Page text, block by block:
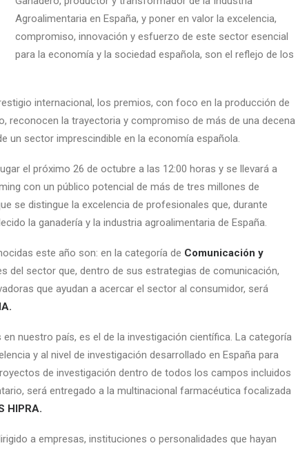
Agroalimentaria en España, y poner en valor la excelencia,
compromiso, innovación y esfuerzo de este sector esencial
para la economía y la sociedad española, son el reflejo de los
internacional, los premios, con foco en la producción de
reconocen la trayectoria y compromiso de más de una decena
un sector imprescindible en la economía española.
el próximo 26 de octubre a las 12:00 horas y se llevará a
con un público potencial de más de tres millones de
se distingue la excelencia de profesionales que, durante
la ganadería y la industria agroalimentaria de España.
este año son: en la categoría de Comunicación y
del sector que, dentro de sus estrategias de comunicación,
que ayudan a acercar el sector al consumidor, será
nuestro país, es el de la investigación científica. La categoría
y al nivel de investigación desarrollado en España para
de investigación dentro de todos los campos incluidos
será entregado a la multinacional farmacéutica focalizada
HIPRA.
a empresas, instituciones o personalidades que hayan